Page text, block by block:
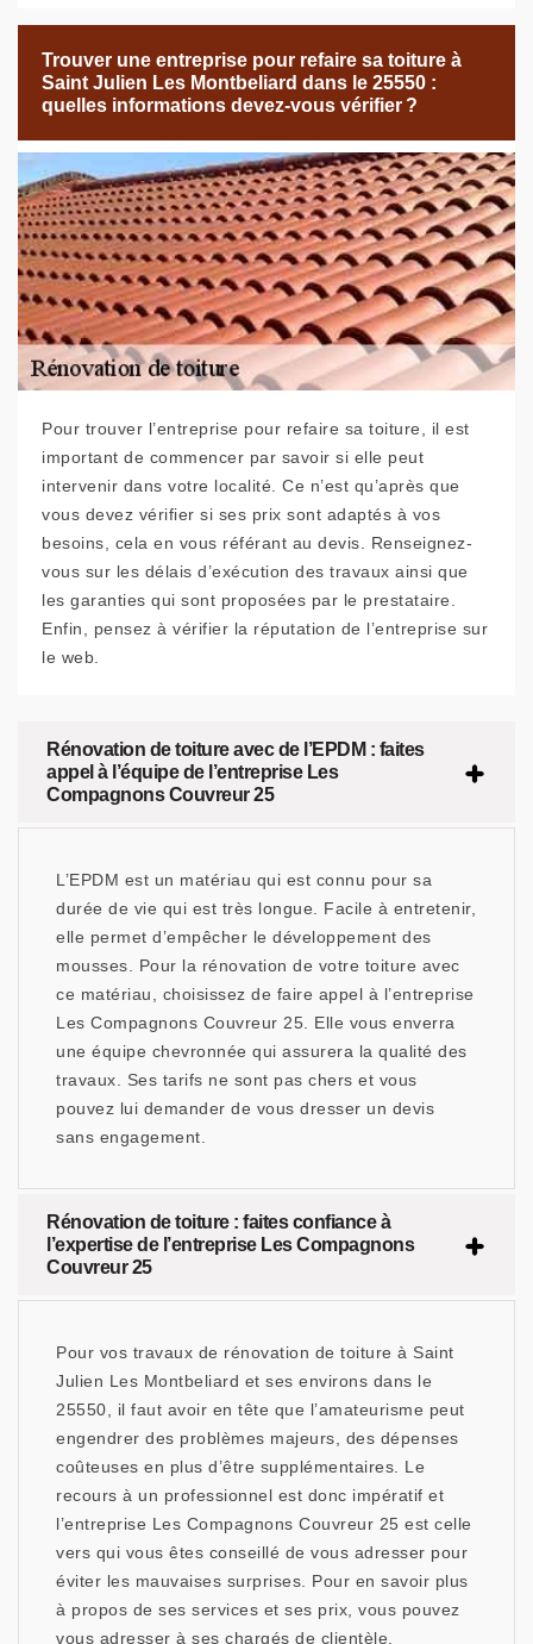
Trouver une entreprise pour refaire sa toiture à
Saint Julien Les Montbeliard dans le 25550 :
quelles informations devez-vous vérifier ?
Pour trouver l’entreprise pour refaire sa toiture, il est
important de commencer par savoir si elle peut
intervenir dans votre localité. Ce n’est qu’après que
vous devez vérifier si ses prix sont adaptés à vos
besoins, cela en vous référant au devis. Renseignez-
vous sur les délais d’exécution des travaux ainsi que
les garanties qui sont proposées par le prestataire.
Enfin, pensez à vérifier la réputation de l’entreprise sur
le web.
Rénovation de toiture avec de l’EPDM : faites
appel à l’équipe de l’entreprise Les
Compagnons Couvreur 25
L’EPDM est un matériau qui est connu pour sa
durée de vie qui est très longue. Facile à entretenir,
elle permet d’empêcher le développement des
mousses. Pour la rénovation de votre toiture avec
ce matériau, choisissez de faire appel à l’entreprise
Les Compagnons Couvreur 25. Elle vous enverra
une équipe chevronnée qui assurera la qualité des
travaux. Ses tarifs ne sont pas chers et vous
pouvez lui demander de vous dresser un devis
sans engagement.
Rénovation de toiture : faites confiance à
l’expertise de l’entreprise Les Compagnons
Couvreur 25
Pour vos travaux de rénovation de toiture à Saint
Julien Les Montbeliard et ses environs dans le
25550, il faut avoir en tête que l’amateurisme peut
engendrer des problèmes majeurs, des dépenses
coûteuses en plus d’être supplémentaires. Le
recours à un professionnel est donc impératif et
l’entreprise Les Compagnons Couvreur 25 est celle
vers qui vous êtes conseillé de vous adresser pour
éviter les mauvaises surprises. Pour en savoir plus
à propos de ses services et ses prix, vous pouvez
vous adresser à ses chargés de clientèle.